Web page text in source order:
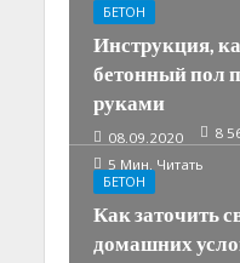
БЕТОН
Инструкция,
бетонный пол
руками
08.09.2020
8
5 Мин. Читать
БЕТОН
Как заточить
домашних